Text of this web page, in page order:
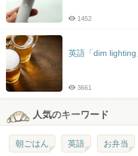
1452
英語「dim lighting
3661
人気のキーワード
朝ごはん 英語 お弁当